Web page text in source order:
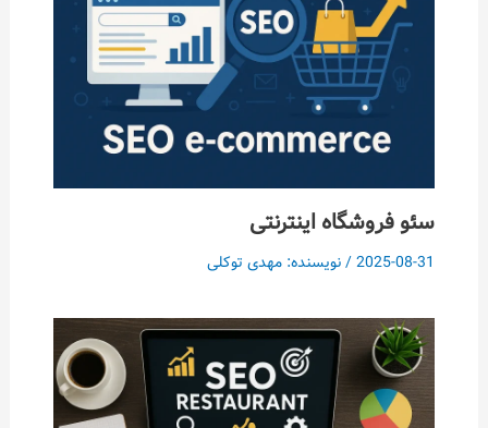
سئو فروشگاه اینترنتی
2025-08-31/ نویسنده: مهدی توکلی